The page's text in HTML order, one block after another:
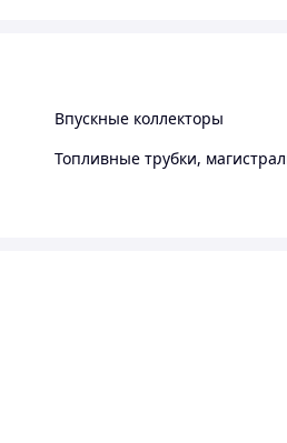
Впускные коллекторы
Топливные трубки,